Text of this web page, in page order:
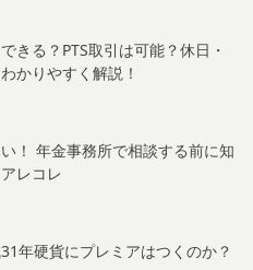
きる？PTS取引は可能？休日・
かりやすく解説！
！ 年金事務所で相談する前に知
レコレ
年硬貨にプレミアはつくのか？